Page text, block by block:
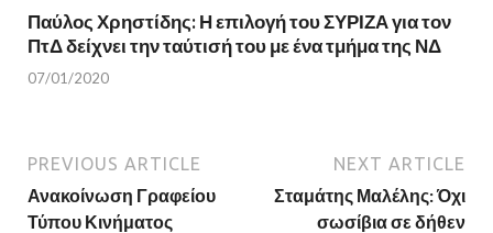
Παύλος Χρηστίδης: Η επιλογή του ΣΥΡΙΖΑ για τον
ΠτΔ δείχνει την ταύτισή του με ένα τμήμα της ΝΔ
07/01/2020
PREVIOUS ARTICLE
Ανακοίνωση Γραφείου
Τύπου Κινήματος
NEXT ARTICLE
Σταμάτης Μαλέλης: Όχι
σωσίβια σε δήθεν